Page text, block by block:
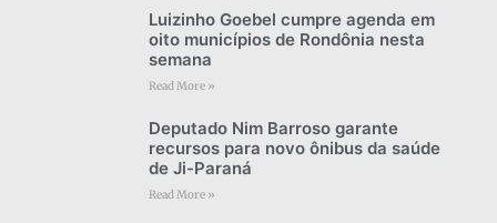
Luizinho Goebel cumpre agenda em
oito municípios de Rondônia nesta
semana
Read More »
Deputado Nim Barroso garante
recursos para novo ônibus da saúde
de Ji-Paraná
Read More »